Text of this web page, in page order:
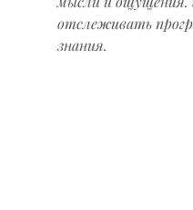
отслеживать
знания.